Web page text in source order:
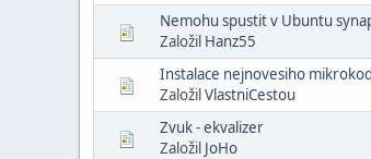
Nemohu spustit v Ubuntu
Založil Hanz55
Instalace nejnovesiho
ZaložilVlastniCestou
Zvuk - ekvalizer
Založil JoHo